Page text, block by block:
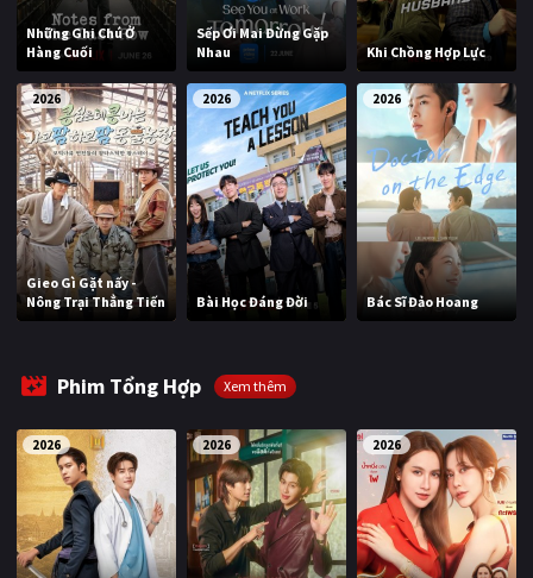
Những Ghi Chú Ở
Hàng Cuối
Sếp Ơi Mai Đừng Gặp
Nhau
Khi Chồng Hợp Lực
2026
Gieo Gì Gặt nấy -
Nông Trại Thẳng Tiến
2026
Bài Học Đáng Đời
2026
Bác Sĩ Đảo Hoang
Phim Tổng Hợp Xem thêm
2026 2026 2026